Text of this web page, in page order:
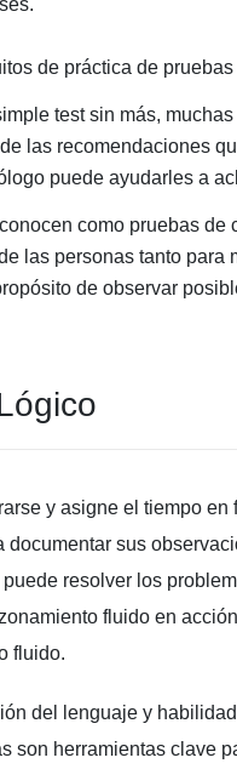
de práctica de
test sin más,
las recomendaciones
puede ayudarles a
como pruebas de
las personas tanto para
de observar
y asigne el tiempo
sus
resolver los
fluido en
fluido.
del lenguaje y
son herramientas clave